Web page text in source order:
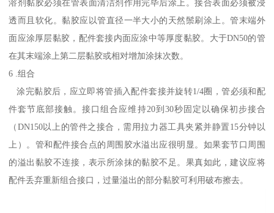
溶剂黏胶必须在管表面清洁剂作用完毕后涂上。接合表面必须被浸
透而且软化。黏胶应以管直径一半大小的天然鬃刷涂上。管末端外
面应涂厚层黏胶，配件套接内面应涂中等厚度黏胶。大于DN50的管
在其末端涂上第二层黏胶或相对增加涂抹次数。
6 .组合
涂完黏胶后，应立即将管插入配件套接并旋转1/4圈，管必须和配
件套节底部接触。接口组合应维持20到30秒固定以确保初步接合
（DN150以上的管件之接合，需用拉力器工具夹紧并静置15分钟以
上）。管和配件接合点的周围胶水溢出应很明显。如果套节口周围
的溢出黏胶不连接，表示所涂抹的黏胶不足。果真如此，建议应将
配件丢弃重新组合接口，过量溢出的部分黏胶可利用破布擦去。